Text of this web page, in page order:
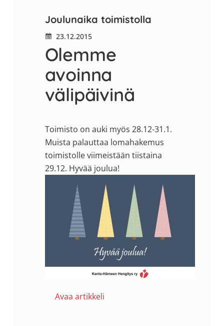
Joulunaika toimistolla
23.12.2015
Olemme
avoinna
välipäivinä
Toimisto on auki myös 28.12-31.1.
Muista palauttaa lomahakemus
toimistolle viimeistään tiistaina
29.12. Hyvää joulua!
Avaa artikkeli